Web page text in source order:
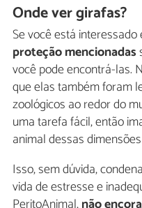
Onde ver girafas?
Se você está
proteção mencionadas
você pode encontrá-las.
que elas também foram
zoológicos ao redor do
uma tarefa fácil, então
animal dessas
Isso, sem dúvida,
vida de estresse e